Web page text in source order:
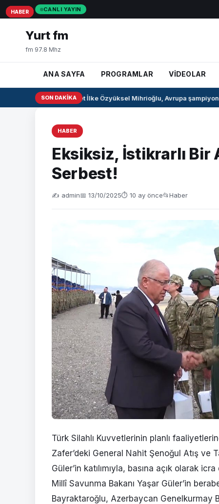
CANLI YAYIN
Yurt fm
fm 97.8 Mhz
ANA SAYFA PROGRAMLAR VİDEOLAR
SON DAKIKA
Milli pentatlet İlke Özyüksel Mihrioğlu, Avrupa şampiyonu
HABER
Eksiksiz, İstikrarlı Bir
Serbest!
✍️ admin📅 13/10/2025⏱ 10 ay önce📂Haber
Türk Silahlı Kuvvetlerinin planlı
Zafer’deki General Nahit Şenoğul Atış ve
Güler’in katılımıyla, basına açık olarak icra
Millî Savunma Bakanı Yaşar Güler’in
Bayraktaroğlu, Azerbaycan Genelkurmay
HABER
HABER
HABER